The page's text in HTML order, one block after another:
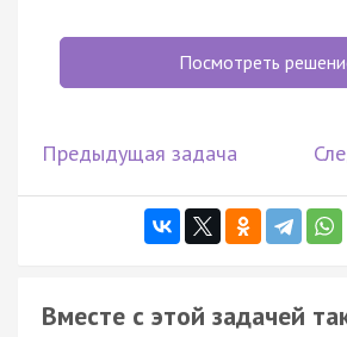
Посмотреть
Предыдущая задача
Вместе с этой задачей